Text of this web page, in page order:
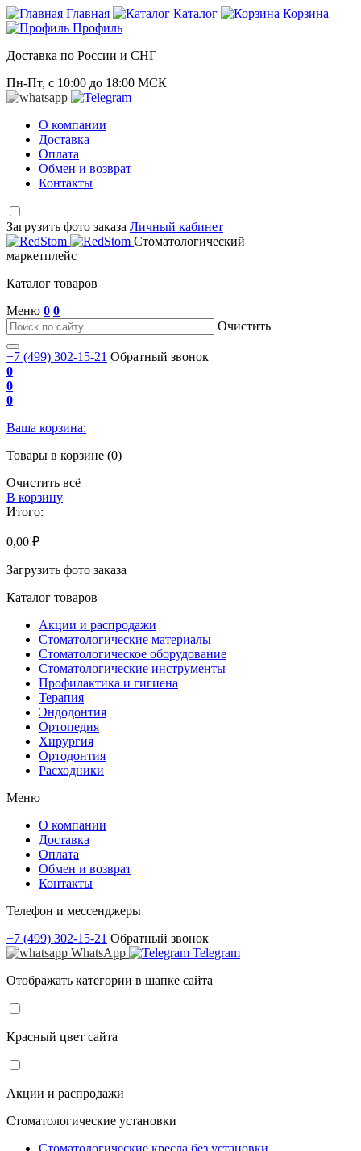
Главная Каталог
Корзина
Профиль
Доставка по России и СНГ
Пн-Пт, с 10:00 до 18:00 МСК
О компании
Доставка
Оплата
Обмен и возврат
Контакты
Загрузить фото заказа Личный кабинет
Стоматологический
маркетплейс
Каталог товаров
Меню 0 0
Очистить
+7 (499) 302-15-21 Обратный звонок
0
0
0
Ваша корзина:
Товары в корзине (0)
Очистить всё
В корзину
Итого:
0,00 ₽
Загрузить фото заказа
Каталог товаров
Акции и распродажи
Стоматологические материалы
Стоматологическое оборудование
Стоматологические инструменты
Профилактика и гигиена
Терапия
Эндодонтия
Ортопедия
Хирургия
Ортодонтия
Расходники
Меню
О компании
Доставка
Оплата
Обмен и возврат
Контакты
Телефон и мессенджеры
+7 (499) 302-15-21 Обратный звонок
WhatsApp
Telegram
Отображать категории в шапке сайта
Красный цвет сайта
Акции и распродажи
Стоматологические установки
Стоматологические кресла без установки